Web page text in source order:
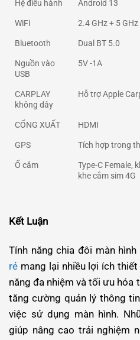
Hệ điều hành
Android 13
WiFi
2.4 GHz + 5 GHz
Bluetooth
Dual BT 5.0
Nguồn vào
USB
5V -1A
CARPLAY
không dây
Hỗ trợ Apple
CỔNG XUẤT
HDMI
GPS
Tích hợp trong
Ổ cắm
Type-C Female,
khe cắm sim 4G
Kết Luận
Tính năng chia đôi màn
rẻ mang lại nhiều lợi ích
năng đa nhiệm và tối ưu hóa
tăng cường quản lý thông
việc sử dụng màn hình.
giúp nâng cao trải nghiệm